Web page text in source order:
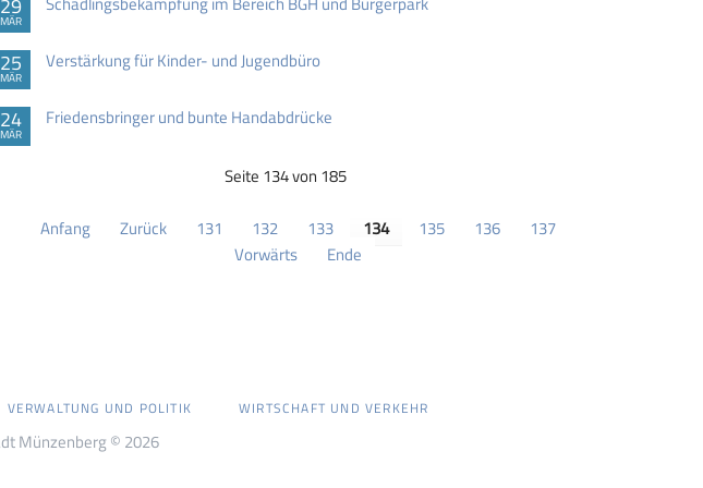
MÄR
25
MÄR
Verstärkung für Kinder- und Jugendbüro
24
MÄR
Friedensbringer und bunte Handabdrücke
Seite 134 von 185
Anfang Zurück 131 132 133 134 135 136
137
Vorwärts
Ende
VERWALTUNG UND POLITIK WIRTSCHAFT UND VERKEHR
Münzenberg © 2026